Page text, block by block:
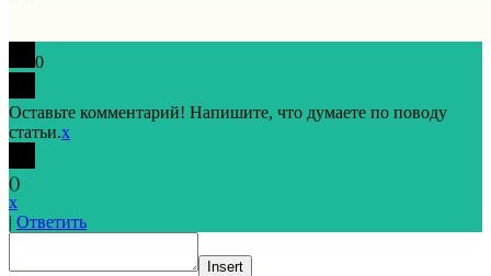
0
Оставьте комментарий! Напишите, что думаете по поводу
статьи.x
()
x
| Ответить
Insert